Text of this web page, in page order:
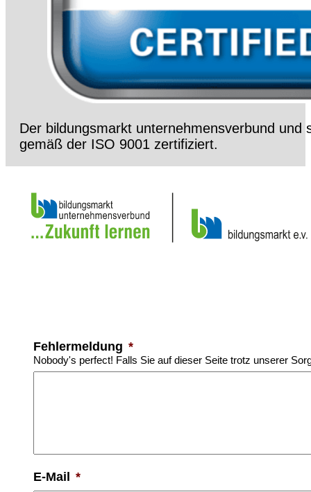
Der bildungsmarkt unternehmensverbund und
gemäß der ISO 9001 zertifiziert.
Fehlermeldung *
Nobody's perfect! Falls Sie auf dieser Seite trotz unserer
E-Mail *